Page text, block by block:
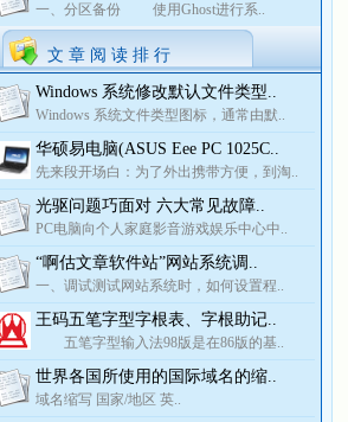
一、分区备份 使用Ghost进行系..
文 章 阅 读 排 行
Windows 系统修改默认文件类型..
Windows 系统文件类型图标，通常由默..
华硕易电脑(ASUS Eee PC 1025C..
先来段开场白：为了外出携带方便，到淘..
光驱问题巧面对 六大常见故障..
PC电脑向个人家庭影音游戏娱乐中心中..
“啊估文章软件站”网站系统调..
一、调试测试网站系统时，如何设置程..
王码五笔字型字根表、字根助记..
五笔字型输入法98版是在86版的基..
世界各国所使用的国际域名的缩..
域名缩写 国家/地区 英..